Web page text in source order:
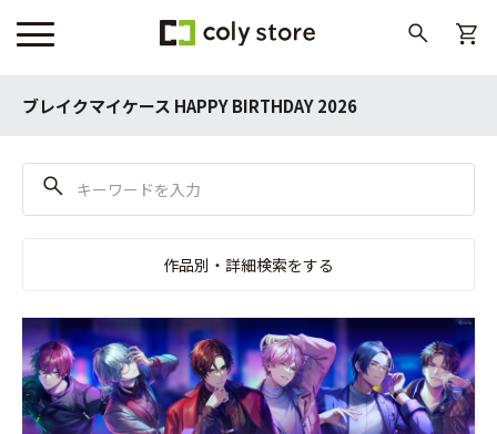
ブレイクマイケース HAPPY BIRTHDAY 2026
作品別・詳細検索をする